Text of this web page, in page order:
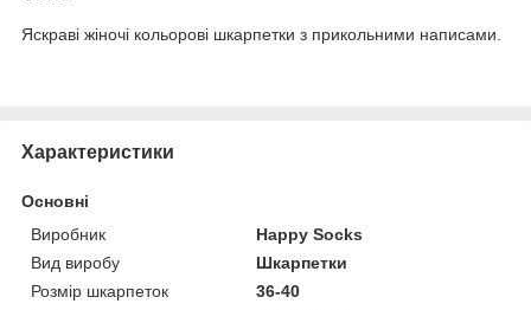
Яскраві жіночі кольорові шкарпетки з прикольними написами.
Характеристики
Основні
Виробник
Happy Socks
Вид виробу
Шкарпетки
Розмір шкарпеток
36-40